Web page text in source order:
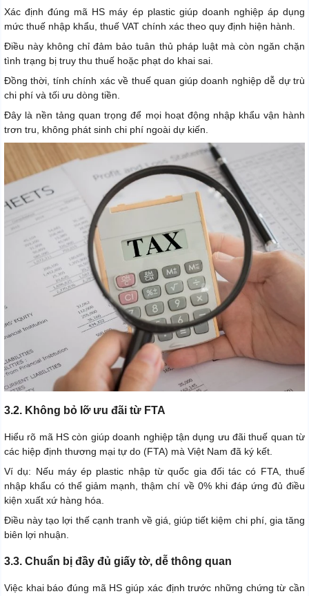
Xác định đúng mã HS máy ép plastic giúp doanh nghiệp áp dụng
mức thuế nhập khẩu, thuế VAT chính xác theo quy định hiện hành.
Điều này không chỉ đảm bảo tuân thủ pháp luật mà còn ngăn chặn
tình trạng bị truy thu thuế hoặc phạt do khai sai.
Đồng thời, tính chính xác về thuế quan giúp doanh nghiệp dễ dự trù
chi phí và tối ưu dòng tiền.
Đây là nền tảng quan trọng để mọi hoạt động nhập khẩu vận hành
trơn tru, không phát sinh chi phí ngoài dự kiến.
3.2. Không bỏ lỡ ưu đãi từ FTA
Hiểu rõ mã HS còn giúp doanh nghiệp tận dụng ưu đãi thuế quan từ
các hiệp định thương mại tự do (FTA) mà Việt Nam đã ký kết.
Ví dụ: Nếu máy ép plastic nhập từ quốc gia đối tác có FTA, thuế
nhập khẩu có thể giảm mạnh, thậm chí về 0% khi đáp ứng đủ điều
kiện xuất xứ hàng hóa.
Điều này tạo lợi thế cạnh tranh về giá, giúp tiết kiệm chi phí, gia tăng
biên lợi nhuận.
3.3. Chuẩn bị đầy đủ giấy tờ, dễ thông quan
Việc khai báo đúng mã HS giúp xác định trước những chứng từ cần